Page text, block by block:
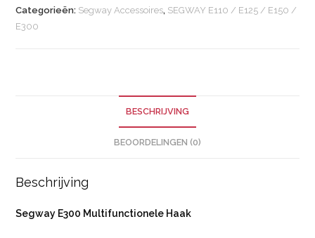
Categorieën: Segway Accessoires, SEGWAY E110 / E125 / E150 /
E300
BESCHRIJVING
BEOORDELINGEN (0)
Beschrijving
Segway E300 Multifunctionele Haak